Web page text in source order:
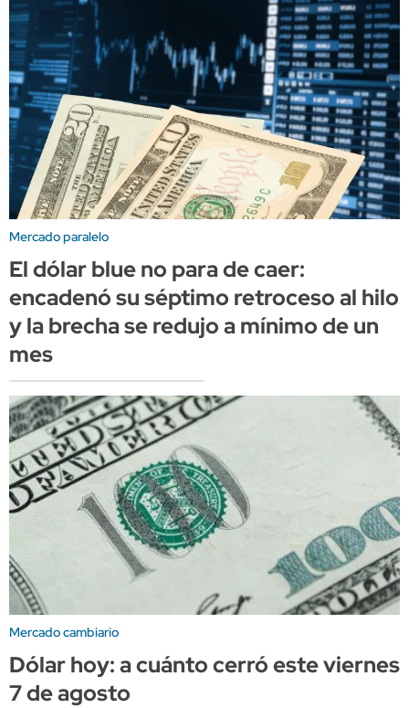
Mercado paralelo
El dólar blue no para de caer:
encadenó su séptimo retroceso al hilo
y la brecha se redujo a mínimo de un
mes
Mercado cambiario
Dólar hoy: a cuánto cerró este viernes
7 de agosto